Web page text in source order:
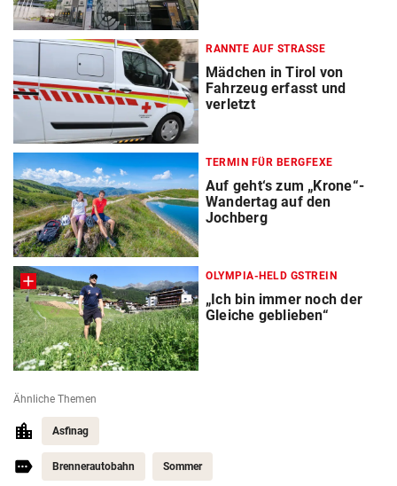
RANNTE AUF STRASSE
Mädchen in Tirol von
Fahrzeug erfasst und
verletzt
TERMIN FÜR BERGFEXE
Auf geht‘s zum „Krone“-
Wandertag auf den
Jochberg
OLYMPIA-HELD GSTREIN
„Ich bin immer noch der
Gleiche geblieben“
Ähnliche Themen
Asfinag
Brennerautobahn Sommer